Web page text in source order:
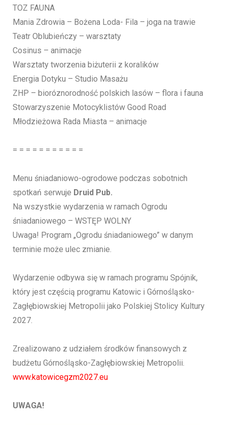
TOZ FAUNA
Mania Zdrowia – Bożena Loda- Fila – joga na trawie
Teatr Oblubieńczy – warsztaty
Cosinus – animacje
Warsztaty tworzenia biżuterii z koralików
Energia Dotyku – Studio Masażu
ZHP – bioróznorodność polskich lasów – flora i fauna
Stowarzyszenie Motocyklistów Good Road
Młodzieżowa Rada Miasta – animacje
= = = = = = = = = = =
Menu śniadaniowo-ogrodowe podczas sobotnich
spotkań serwuje Druid Pub.
Na wszystkie wydarzenia w ramach Ogrodu
śniadaniowego – WSTĘP WOLNY
Uwaga! Program „Ogrodu śniadaniowego” w danym
terminie może ulec zmianie.
Wydarzenie odbywa się w ramach programu Spójnik,
który jest częścią programu Katowic i Górnośląsko-
Zagłębiowskiej Metropolii jako Polskiej Stolicy Kultury
2027.
Zrealizowano z udziałem środków finansowych z
budżetu Górnośląsko-Zagłębiowskiej Metropolii.
www.katowicegzm2027.eu
UWAGA!